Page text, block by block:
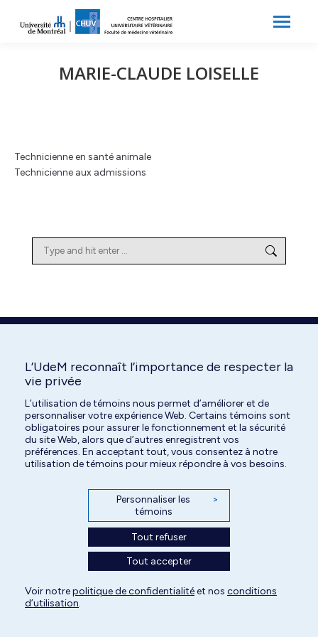
MARIE-CLAUDE LOISELLE
Technicienne en santé animale
Technicienne aux admissions
Search:
Tous droits réservés | Centre hospitalier universitaire vétérinaire de l'Université
de Montréal | 2026
Paramètres des témoins
L’UdeM reconnaît l’importance de respecter la
vie privée
L’utilisation de témoins nous permet d’améliorer et de
personnaliser votre expérience Web. Certains témoins sont
obligatoires pour assurer le fonctionnement et la sécurité
du site Web, alors que d’autres enregistrent vos
préférences. En acceptant tout, vous consentez à notre
utilisation de témoins pour mieux répondre à vos besoins.
Personnaliser les
témoins
>
Tout refuser
Tout accepter
Voir notrepolitique de confidentialitéet nos conditions
d’utilisation.